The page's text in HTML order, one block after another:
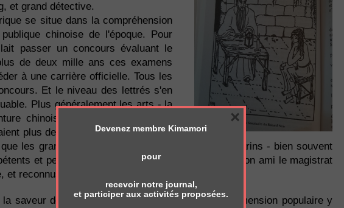
et grand détective.
se situe dans la compréhension
chinoise de l'époque. Pour
passer un concours évaluant le
de deux mille ans ces examens
à une carrière officielle. Tous les
Et le niveau des lettrés s'en
Plus généralement les arts - la
chinoise - étaient répandus et
plus de facilité à accéder à cette
les grands lettrés - ces fameux diplômés mandarins - bien souvent
et peu diligents. Le juge Ti, ou dans ce livre son ami le magistrat
et reconnus comme tels.
saveur des enquêtes policières du juge Ti. La dimension populaire y
Devenez membre Kimamori
pour
recevoir notre journal,
et participer aux activités proposées.
×